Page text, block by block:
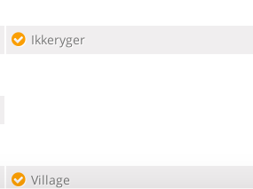
Ikkeryger
Village